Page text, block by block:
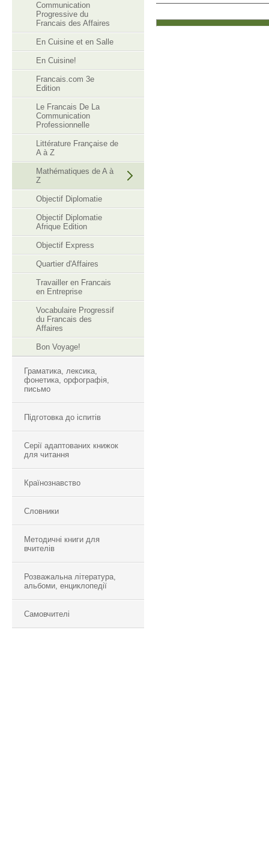
Communication
Progressive du
Francais des Affaires
En Cuisine et en Salle
En Cuisine!
Francais.com 3e
Edition
Le Francais De La
Communication
Professionnelle
Littérature Française de
A à Z
Mathématiques de A à
Z
Objectif Diplomatie
Objectif Diplomatie
Afrique Edition
Objectif Express
Quartier d'Affaires
Travailler en Francais
en Entreprise
Vocabulaire Progressif
du Francais des
Affaires
Bon Voyage!
Граматика, лексика,
фонетика, орфографія,
письмо
Підготовка до іспитів
Серії адаптованих книжок
для читання
Країнознавство
Словники
Методичні книги для
вчителів
Розважальна література,
альбоми, енциклопедії
Самовчителі